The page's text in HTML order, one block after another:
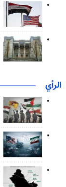
الرأي